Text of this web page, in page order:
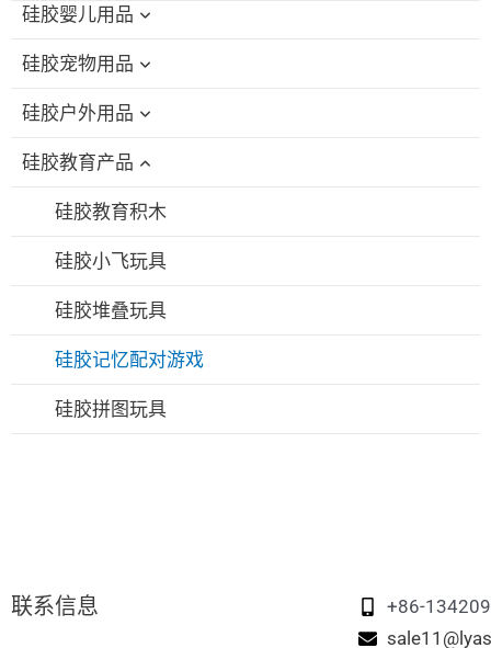
硅胶婴儿用品
硅胶婴儿洗澡玩具
硅胶奶瓶刷
硅胶喂食碗/勺套装
硅胶围兜
硅胶婴儿牙胶
硅胶奶嘴
硅胶吸管杯
硅胶吸管
硅胶宠物用品
硅胶猫咪磨牙玩具
硅胶狗咀嚼玩具
硅胶宠物浴刷
硅胶宠物喂食碗
硅胶宠物舔食垫
硅胶宠物点心袋
硅胶宠物洗脚杯
硅胶户外用品
硅胶折叠杯
硅胶吸管盖
硅胶旅行套装
硅胶可折叠饭盒
硅胶教育产品
硅胶教育积木
硅胶小飞玩具
硅胶堆叠玩具
硅胶记忆配对游戏
硅胶拼图玩具
联系信息
+86-